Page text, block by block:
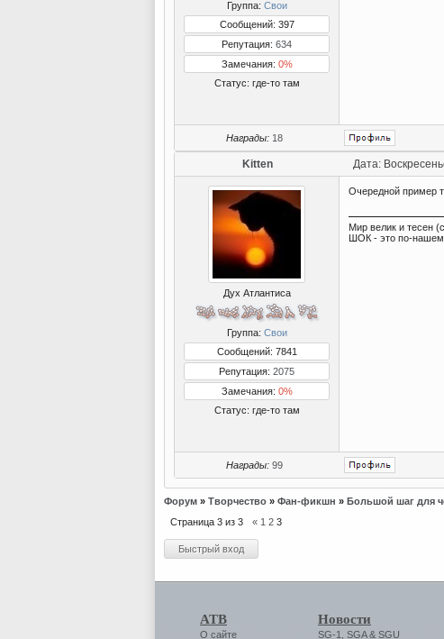
Группа: Свои
Сообщений: 397
Репутация: 634
Замечания: 0%
Статус: где-то там
Награды: 18
Kitten Дата:
Дух Атлантиса
Группа: Свои
Сообщений: 7841
Репутация: 2075
Замечания: 0%
Статус: где-то там
Очередной пример
Мир велик и тесен
ШОК - это по-
Награды: 99
Форум » Творчество » Фан-фикшн » Большой шаг для
Страница 3 из 3 « 1 2 3
АТВ
О сайте
Новости
SG-1 SGA& SGU